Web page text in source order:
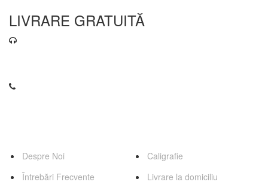
LIVRARE GRATUITĂ
Despre Noi
Întrebări Frecvente
Caligrafie
Livrare la domiciliu